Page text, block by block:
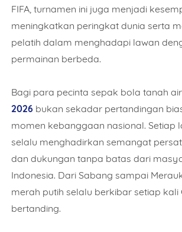
FIFA, turnamen ini juga menjadi
meningkatkan peringkat dunia serta
pelatih dalam menghadapi lawan
permainan berbeda.
Bagi para pecinta sepak bola tanah air,
2026 bukan sekadar pertandingan
momen kebanggaan nasional. Setiap
selalu menghadirkan semangat
dan dukungan tanpa batas dari
Indonesia. Dari Sabang sampai
merah putih selalu berkibar setiap kali
bertanding.